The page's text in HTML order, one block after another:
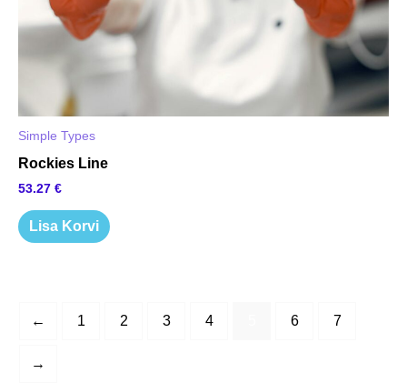
Simple Types
Rockies Line
53.27 €
Lisa Korvi
← 1 2 3 4 6 7
→